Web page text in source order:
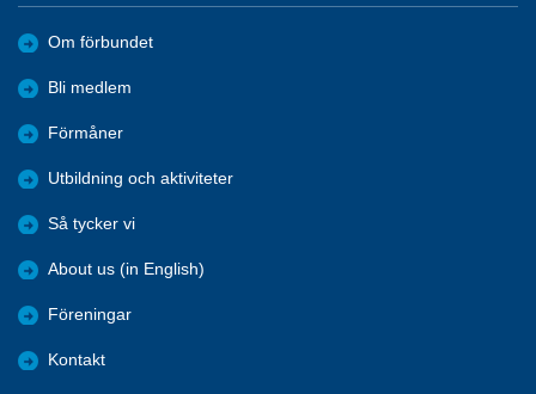
Om förbundet
Bli medlem
Förmåner
Utbildning och aktiviteter
Så tycker vi
About us (in English)
Föreningar
Kontakt